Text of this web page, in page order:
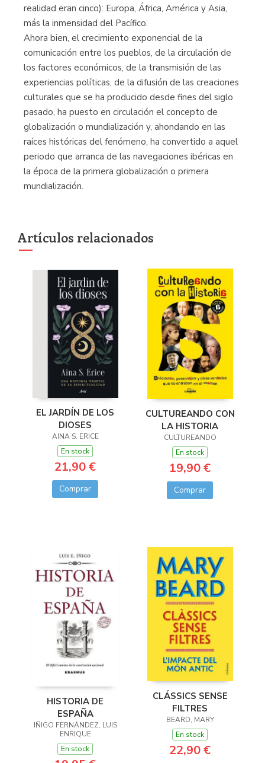
realidad eran cinco): Europa, África, América y Asia,
más la inmensidad del Pacífico.
Ahora bien, el crecimiento exponencial de la
comunicación entre los pueblos, de la circulación de
los factores económicos, de la transmisión de las
experiencias políticas, de la difusión de las creaciones
culturales que se ha producido desde fines del siglo
pasado, ha puesto en circulación el concepto de
globalización o mundialización y, ahondando en las
raíces históricas del fenómeno, ha convertido a aquel
periodo que arranca de las navegaciones ibéricas en
la época de la primera globalización o primera
mundialización.
Artículos relacionados
EL JARDÍN DE LOS
DIOSES
AINA S. ERICE
En stock
21,90 €
Comprar
CULTUREANDO CON
LA HISTORIA
CULTUREANDO
En stock
19,90 €
Comprar
HISTORIA DE
ESPAÑA
IÑIGO FERNÁNDEZ, LUIS
ENRIQUE
En stock
CLÁSSICS SENSE
FILTRES
BEARD, MARY
En stock
22,90 €